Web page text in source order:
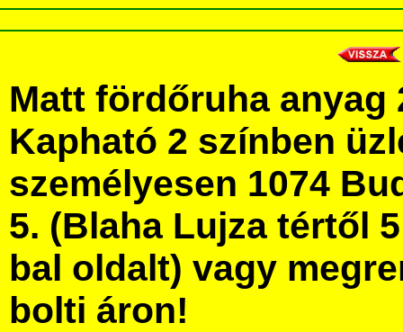
Matt fördőruha anyag
Kapható 2 színben
személyesen 1074
5. (Blaha Lujza tértől
bal oldalt) vagy
bolti áron!